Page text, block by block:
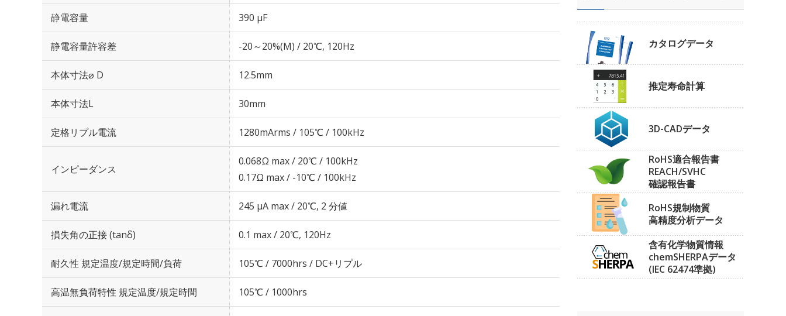
静電容量 390 µF
静電容量許容差 -20～20%(M) / 20℃, 120Hz
本体寸法⌀ D 12.5mm
本体寸法L 30mm
定格リプル電流 1280mArms / 105℃ / 100kHz
インピーダンス
0.068Ω max / 20℃ / 100kHz
0.17Ω max / -10℃ / 100kHz
漏れ電流 245 μA max / 20℃, 2 分値
損失角の正接 (tanδ) 0.1 max / 20℃, 120Hz
耐久性 規定温度/規定時間/負荷 105℃ / 7000hrs / DC+リプル
高温無負荷特性 規定温度/規定時間 105℃ / 1000hrs
カタログデータ
推定寿命計算
3D-CADデータ
RoHS適合報告書
REACH/SVHC
確認報告書
RoHS規制物質
高精度分析データ
含有化学物質情報
chemSHERPAデータ
(IEC 62474準拠)